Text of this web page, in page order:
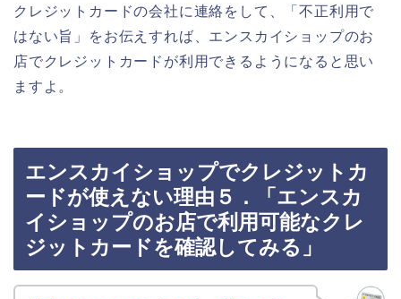
クレジットカードの会社に連絡をして、「不正利用で
はない旨」をお伝えすれば、エンスカイショップのお
店でクレジットカードが利用できるようになると思い
ますよ。
エンスカイショップでクレジットカ
ードが使えない理由５．「エンスカ
イショップのお店で利用可能なクレ
ジットカードを確認してみる」